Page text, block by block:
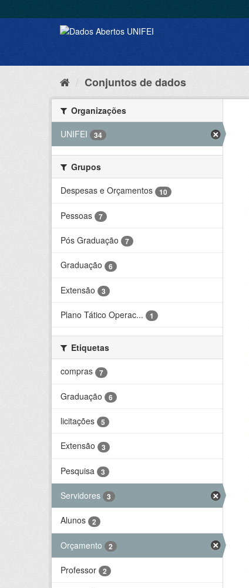
Conjuntos de dados
Organizações
UNIFEI
34
Grupos
Despesas e Orçamentos
10
Pessoas 7
Pós Graduação 7
Graduação 6
Extensão 3
Plano Tático Operac... 1
Etiquetas
compras
7
Graduação 6
licitações 5
Extensão 3
Pesquisa 3
Servidores 3
Alunos 2
Orçamento 2
Professor 2